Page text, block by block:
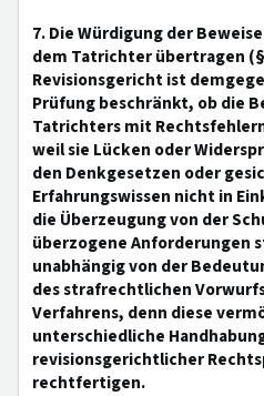
7. Die Würdigung der
dem Tatrichter übertragen (§
Revisionsgericht ist
Prüfung beschränkt, ob die
Tatrichters mit
weil sie Lücken oder
den Denkgesetzen oder
Erfahrungswissen nicht in
die Überzeugung von der
überzogene Anforderungen
unabhängig von der
des strafrechtlichen
Verfahrens, denn diese
unterschiedliche
revisionsgerichtlicher
rechtfertigen.